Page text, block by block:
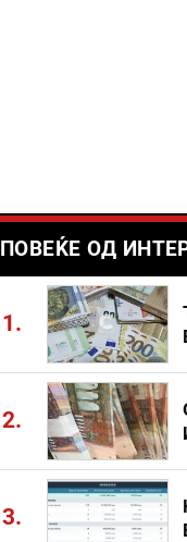
ПОВЕЌЕ ОД
1.
2.
3.